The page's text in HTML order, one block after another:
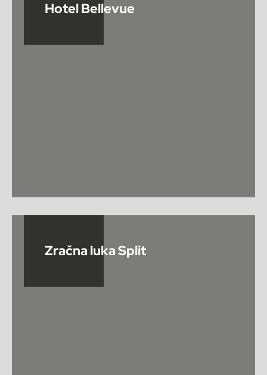
Hotel Bellevue
Zračna luka Split